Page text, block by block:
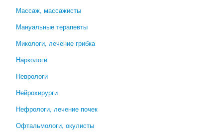
Массаж, массажисты
Мануальные терапевты
Микологи, лечение грибка
Наркологи
Неврологи
Нейрохирурги
Нефрологи, лечение почек
Офтальмологи, окулисты